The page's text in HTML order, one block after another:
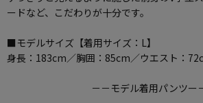
ードなど、こだわりが十分です。
■モデルサイズ【着用サイズ：L】
身長：183cm／胸囲：85cm／ウエスト：
－－モデル着用パンツー